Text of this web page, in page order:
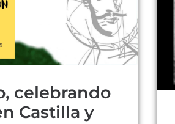
celebrando
Castilla y